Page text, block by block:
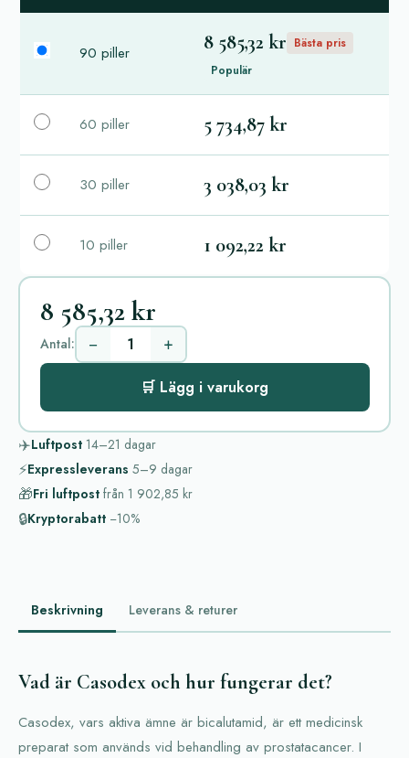
90 piller 8 585,32 kr Bästa pris
Populär
60 piller 5 734,87 kr
30 piller 3 038,03 kr
10 piller 1 092,22 kr
8 585,32 kr
Antal: − +
🛒 Lägg i varukorg
✈️Luftpost 14–21 dagar
⚡Expressleverans 5–9 dagar
🎁Fri luftpost från 1 902,85 kr
🔒Kryptorabatt −10%
Beskrivning Leverans & returer
Vad är Casodex och hur fungerar det?
Casodex, vars aktiva ämne är bicalutamid, är ett medicinsk
preparat som används vid behandling av prostatacancer. I